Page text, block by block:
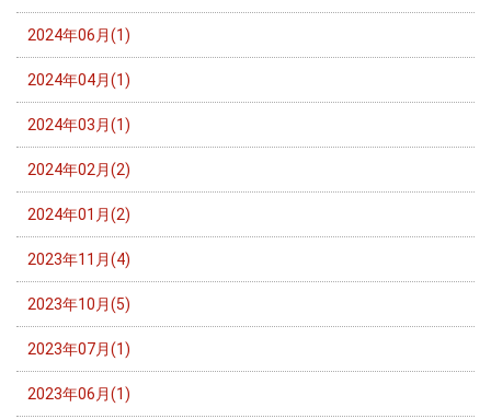
2024年06月(1)
2024年04月(1)
2024年03月(1)
2024年02月(2)
2024年01月(2)
2023年11月(4)
2023年10月(5)
2023年07月(1)
2023年06月(1)